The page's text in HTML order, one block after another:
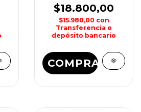
KUNNAN
$18.800,00
$15.980,00 con
Transferencia o
depósito bancario
COMPRAR